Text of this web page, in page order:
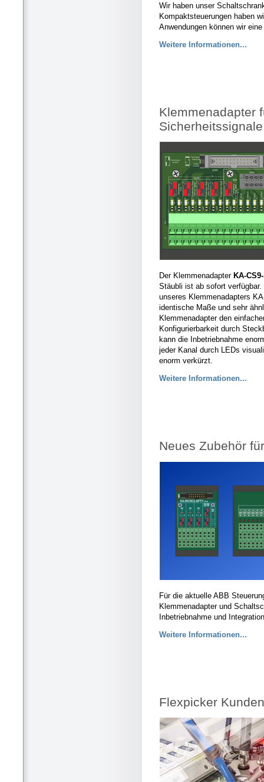
Wir haben unser
Kompaktsteuerungen haben
Anwendungen können wir
Weitere Informationen...
Klemmenadapter
Der Klemmenadapter KA-
Stäubli ist ab sofort
unseres Klemmenadapters
identische Maße und sehr
Klemmenadapter den
Konfigurierbarkeit durch
kann die Inbetriebnahme
jeder Kanal durch LEDs
enorm verkürzt.
Weitere Informationen...
Neues Zubehör
Für die aktuelle ABB
Klemmenadapter und
Inbetriebnahme und
Weitere Informationen...
Flexpicker